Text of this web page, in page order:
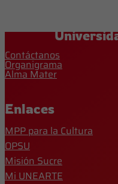
Contáctanos
Organigrama
Alma Mater
Enlaces
MPP para la Cultura
OPSU
Misión Sucre
Mi UNEARTE